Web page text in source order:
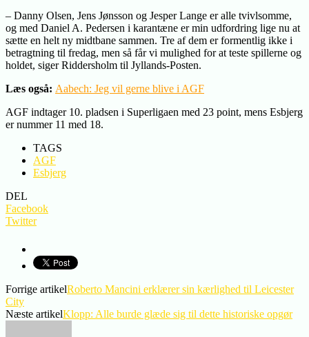
– Danny Olsen, Jens Jønsson og Jesper Lange er alle tvivlsomme,
og med Daniel A. Pedersen i karantæne er min udfordring lige nu at
sætte en helt ny midtbane sammen. Tre af dem er formentlig ikke i
betragtning til fredag, men så får vi mulighed for at teste spillerne og
holdet, siger Riddersholm til Jyllands-Posten.
Læs også: Aabech: Jeg vil gerne blive i AGF
AGF indtager 10. pladsen i Superligaen med 23 point, mens Esbjerg
er nummer 11 med 18.
TAGS
AGF
Esbjerg
DEL
Facebook
Twitter
Forrige artikelRoberto Mancini erklærer sin kærlighed til Leicester
City
Næste artikelKlopp: Alle burde glæde sig til dette historiske opgør